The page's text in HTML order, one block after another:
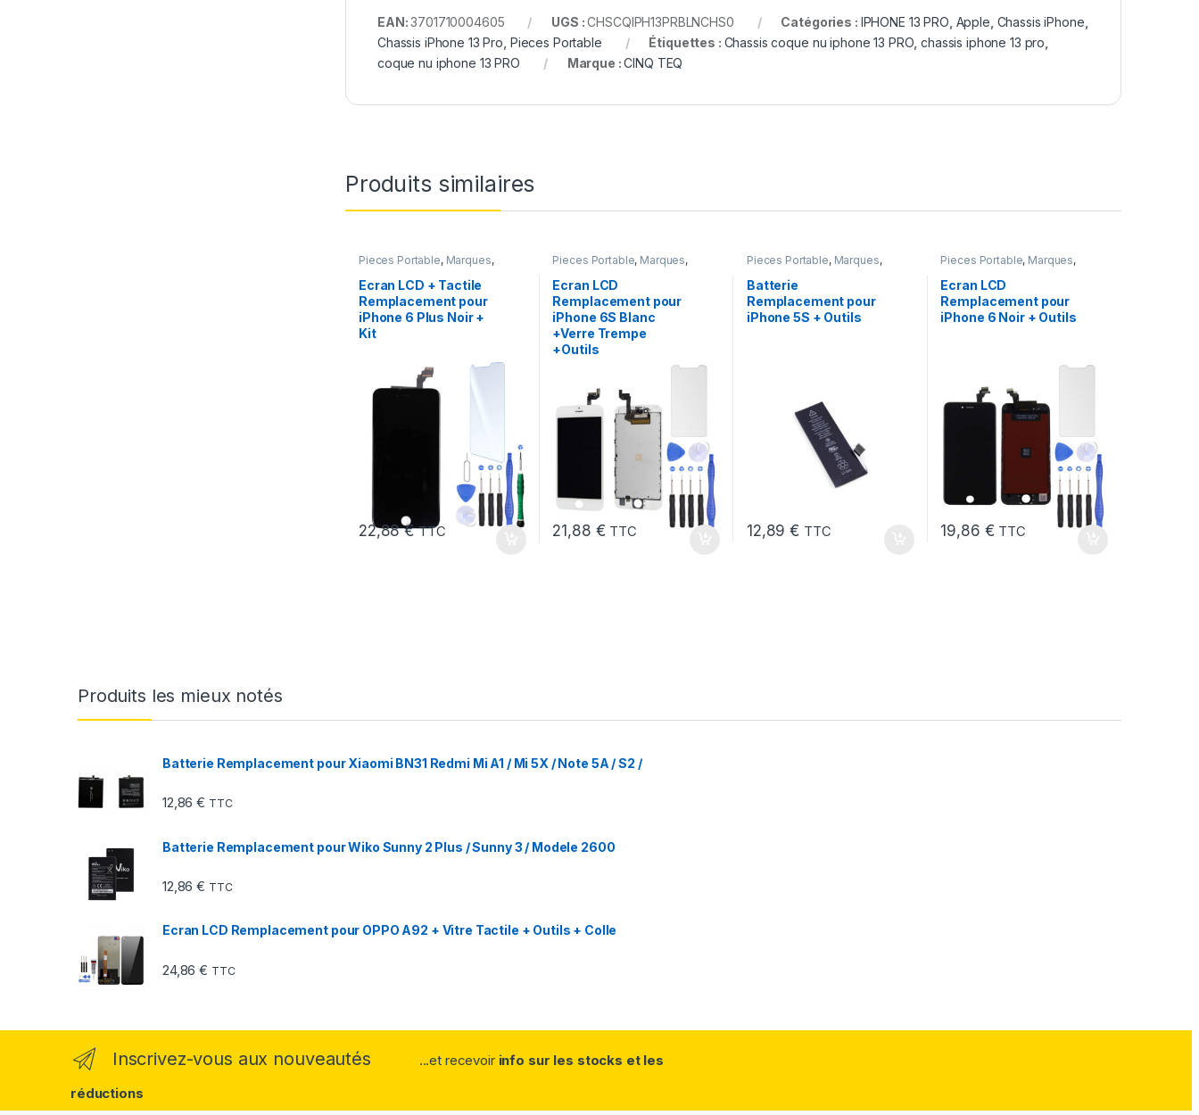
EAN:3701710004605 UGS :CHSCQIPH13PRBLNCHS0 Catégories : IPHONE 13 PRO, Apple, Chassis iPhone,
Chassis iPhone 13 Pro, Pieces Portable Étiquettes : Chassis coque nu iphone 13 PRO,chassis iphone 13 pro,
coque nu iphone 13 PRO
Marque :CINQ TEQ
Produits similaires
Pieces Portable, Marques,
Ecran LCD + Tactile
Remplacement pour
iPhone 6 Plus Noir +
Kit
22,88€ TTC
Pieces Portable, Marques,
Ecran LCD
Remplacement pour
iPhone 6S Blanc
+Verre Trempe
+Outils
21,88 € TTC
Pieces Portable, Marques,
Batteries et
chargeurs
Batterie
Remplacement pour
iPhone 5S + Outils
12,89€ TTC
Pieces Portable, Marques,
Ecran LCD
Remplacement pour
iPhone 6 Noir + Outils
19,86 € TTC
Produits les mieux notés
Batterie Remplacement pour Xiaomi BN31 Redmi Mi A1 / Mi 5X / Note 5A / S2 /
12,86€ TTC
Batterie Remplacement pour Wiko Sunny 2 Plus / Sunny 3 / Modele 2600
12,86€ TTC
Ecran LCD Remplacement pour OPPO A92 + Vitre Tactile + Outils + Colle
24,86€ TTC
Inscrivez-vous aux nouveautés ...et recevoir info sur les stocks et les
réductions